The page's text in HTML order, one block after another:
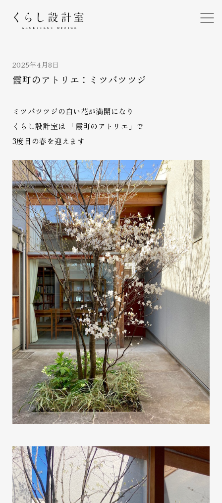
2025年4月8日
霞町のアトリエ：ミツバツツジ
ミツバツツジの白い花が満開になり
くらし設計室は 「霞町のアトリエ」で
3度目の春を迎えます